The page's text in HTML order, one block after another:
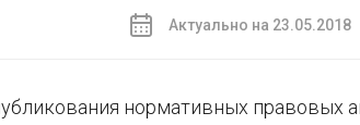
Актуально на 23.05.2018
нормативных правовых